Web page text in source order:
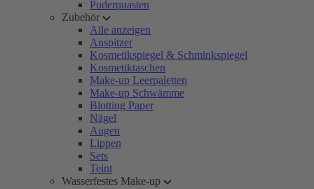
Puderquasten
Zubehör
Alle anzeigen
Anspitzer
Kosmetikspiegel & Schminkspiegel
Kosmetiktaschen
Make-up Leerpaletten
Make-up Schwämme
Blotting Paper
Nägel
Augen
Lippen
Sets
Teint
Wasserfestes Make-up